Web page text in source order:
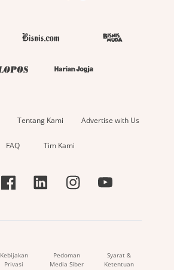
Tentang Kami Advertise with Us
FAQ Tim Kami
Kebijakan
Privasi
Pedoman
Media Siber
Syarat &
Ketentuan